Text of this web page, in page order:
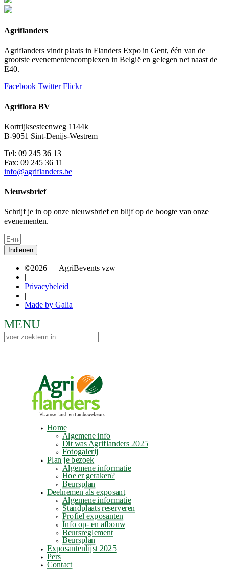
Agriflanders
Agriflanders vindt plaats in Flanders Expo in Gent, één van de
grootste evenementencomplexen in België en gelegen net naast de
E40.
Facebook Twitter Flickr
Agriflora BV
Kortrijksesteenweg 1144k
B-9051 Sint-Denijs-Westrem
Tel: 09 245 36 13
Fax: 09 245 36 11
info@agriflanders.be
Nieuwsbrief
Schrijf je in op onze nieuwsbrief en blijf op de hoogte van onze
evenementen.
Indienen
©2026 — AgriBevents vzw
|
Privacybeleid
|
Made by Galia
Home
Algemene info
Dit was Agriflanders 2025
Fotogalerij
Plan je bezoek
Algemene informatie
Hoe er geraken?
Beursplan
Deelnemen als exposant
Algemene informatie
Standplaats reserveren
Profiel exposanten
Info op- en afbouw
Beursreglement
Beursplan
Exposantenlijst 2025
Pers
Contact